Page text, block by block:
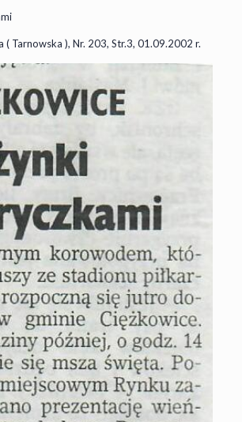
( Tarnowska ), Nr. 203, Str.3, 01.09.2002 r.